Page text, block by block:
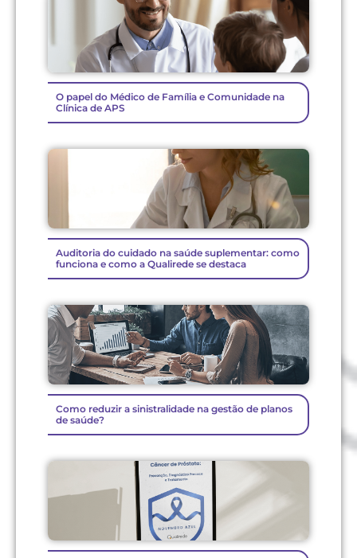
O papel do Médico de Família e Comunidade na
Clínica de APS
Auditoria do cuidado na saúde suplementar: como
funciona e como a Qualirede se destaca
Como reduzir a sinistralidade na gestão de planos
de saúde?